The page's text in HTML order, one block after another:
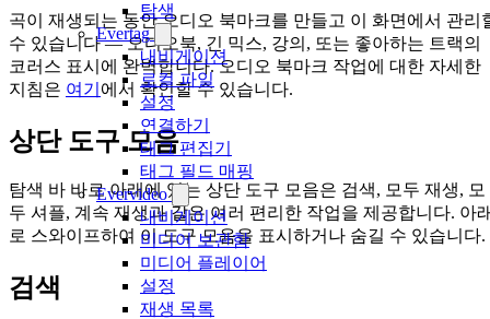
탐색
Evertag
내비게이션
로컬 파일
설정
연결하기
태그 편집기
태그 필드 매핑
Evervideo
내비게이션
미디어 보관함
미디어 플레이어
설정
재생 목록
곡이 재생되는 동안 오디오 북마크를 만들고 이 화면에서 관리
수 있습니다 — 오디오북, 긴 믹스, 강의, 또는 좋아하는 트랙의
코러스 표시에 완벽합니다. 오디오 북마크 작업에 대한 자세한
지침은 여기 에서 확인할 수 있습니다.
상단 도구 모음
탐색 바 바로 아래에 있는 상단 도구 모음은 검색, 모두 재생, 모
두 셔플, 계속 재생과 같은 여러 편리한 작업을 제공합니다. 아
로 스와이프하여 이 도구 모음을 표시하거나 숨길 수 있습니다.
검색